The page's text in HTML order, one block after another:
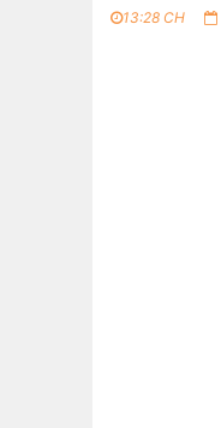
13:28 CH